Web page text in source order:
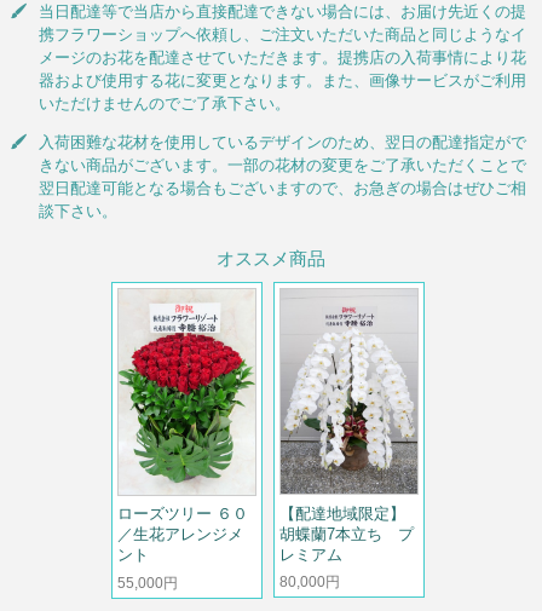
当日配達等で当店から直接配達できない場合には、お届け先近くの提
携フラワーショップへ依頼し、ご注文いただいた商品と同じようなイ
メージのお花を配達させていただきます。提携店の入荷事情により花
器および使用する花に変更となります。また、画像サービスがご利用
いただけませんのでご了承下さい。
入荷困難な花材を使用しているデザインのため、翌日の配達指定がで
きない商品がございます。一部の花材の変更をご了承いただくことで
翌日配達可能となる場合もございますので、お急ぎの場合はぜひご相
談下さい。
オススメ商品
ローズツリー ６０
／生花アレンジメ
ント
55,000円
【配達地域限定】
胡蝶蘭7本立ち プ
レミアム
80,000円